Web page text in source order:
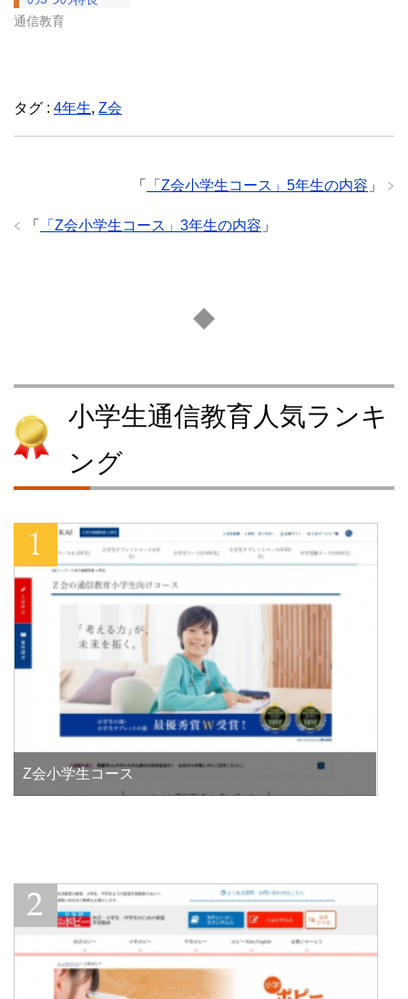
通信教育
タグ : 4年生, Z会
「 「Z会小学生コース」5年生の内容 」
「 「Z会小学生コース」3年生の内容 」
小学生通信教育人気ランキ
ング
Z会小学生コース